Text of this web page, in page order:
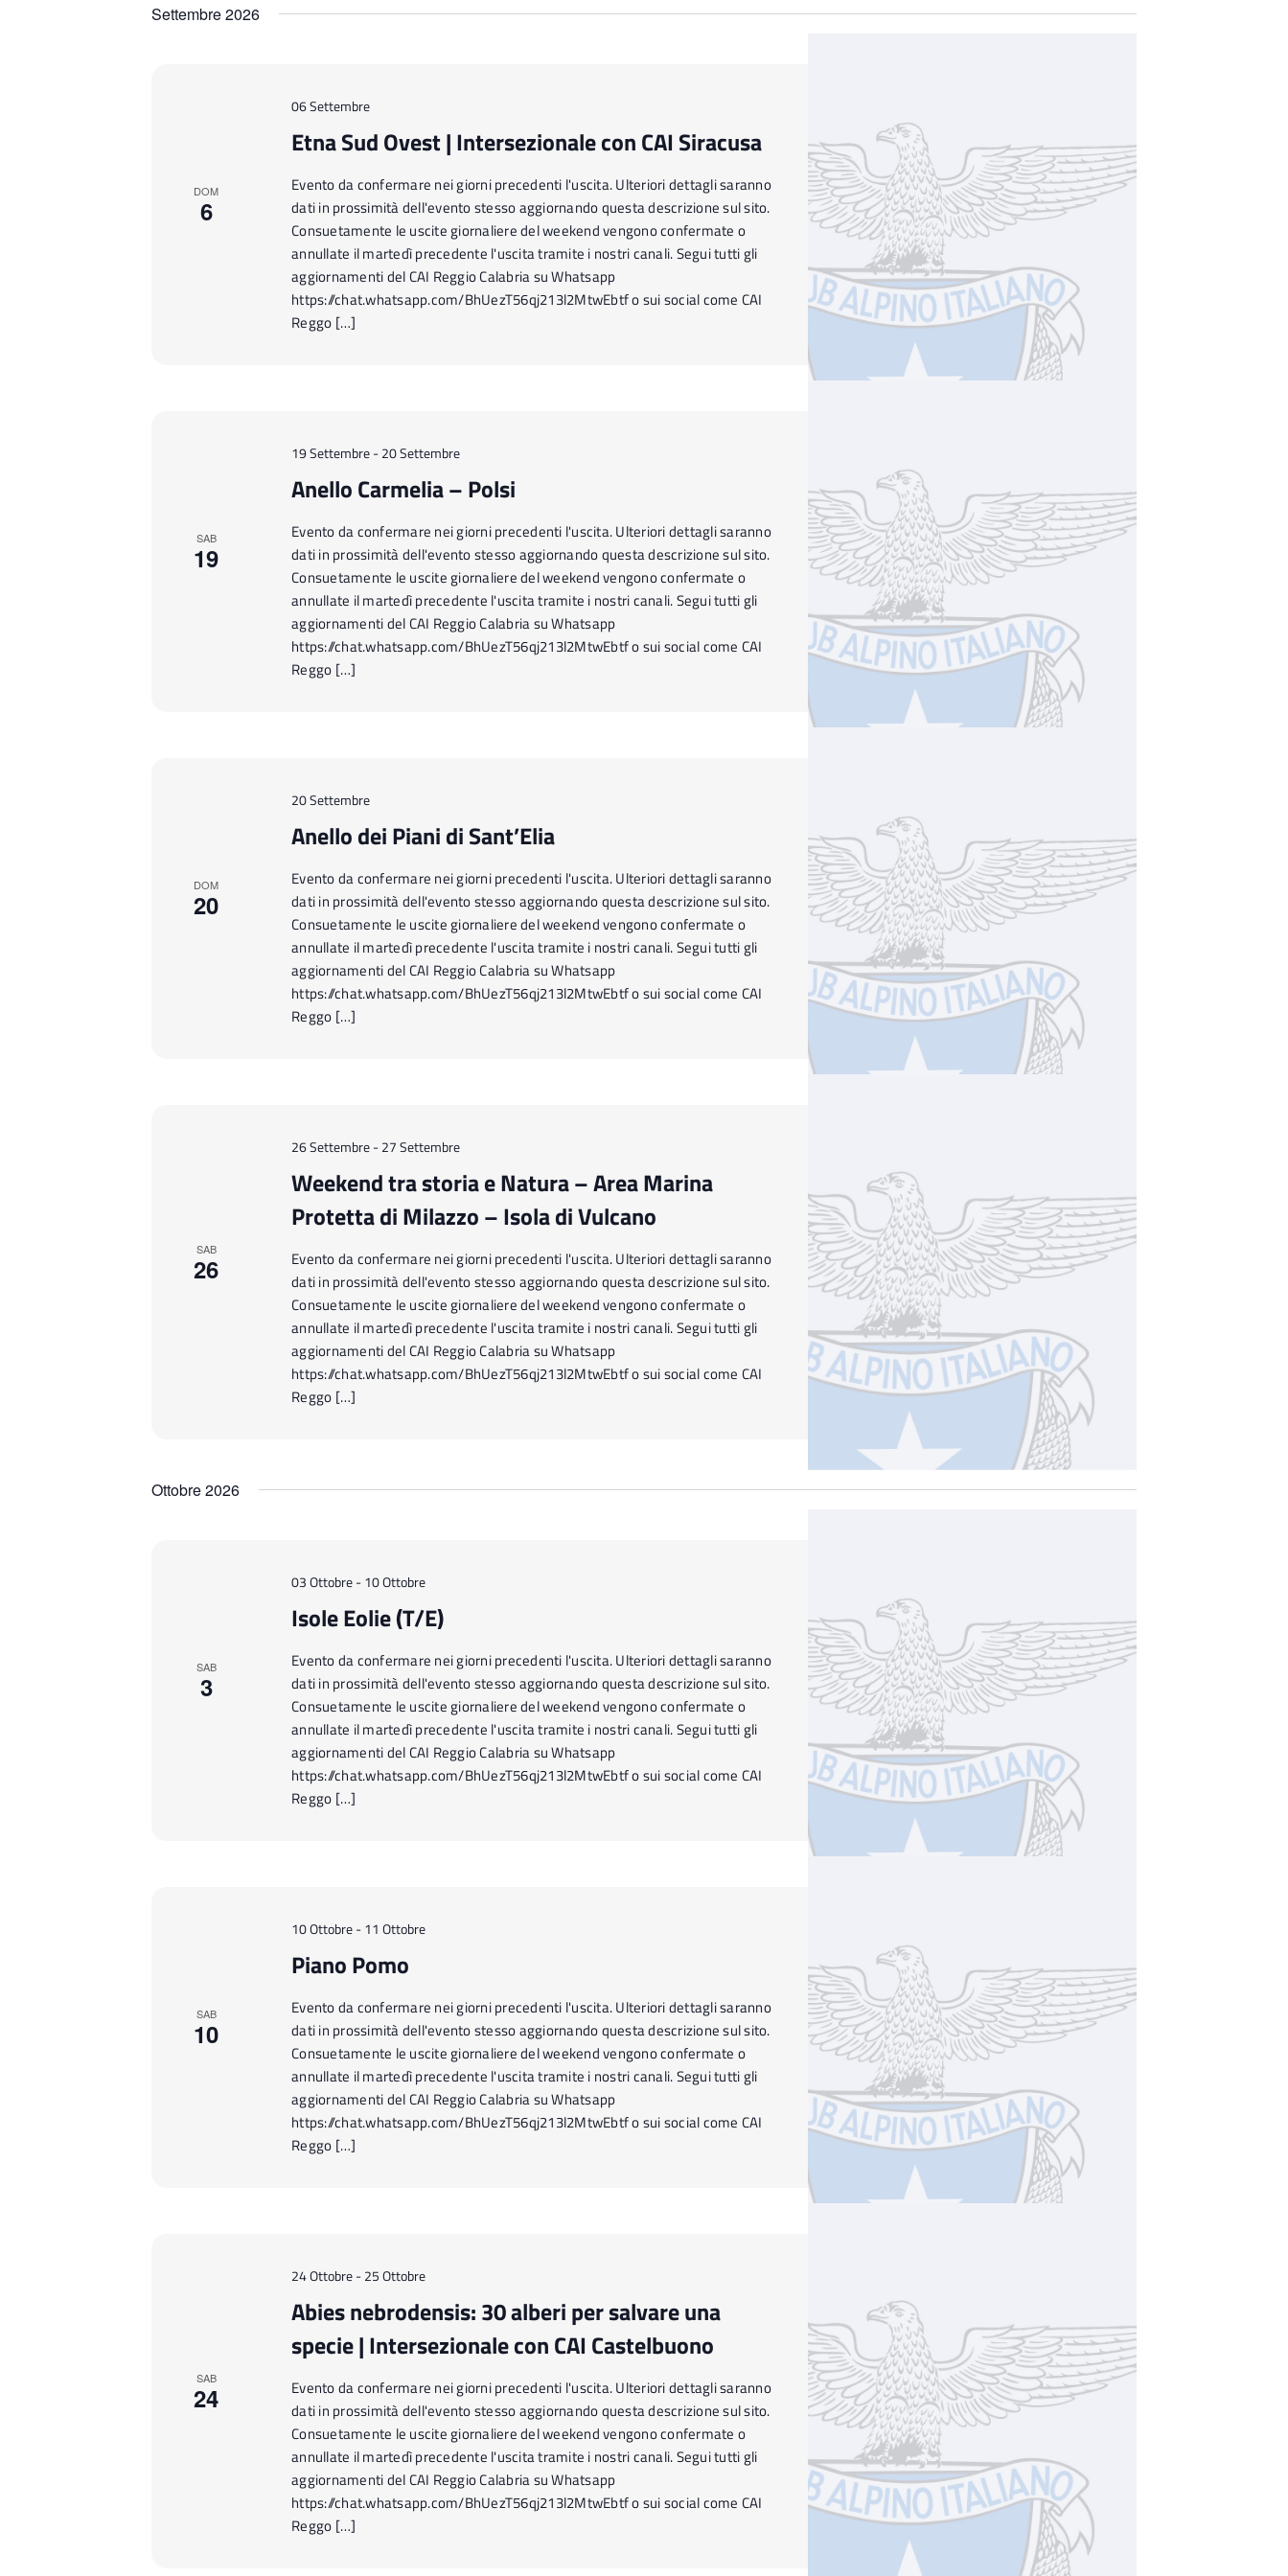
i
Settembre 2026
DOM
6
06 Settembre
Etna Sud Ovest | Intersezionale con CAI Siracusa
Evento da confermare nei giorni precedenti l'uscita. Ulteriori dettagli saranno
dati in prossimità dell'evento stesso aggiornando questa descrizione sul sito.
Consuetamente le uscite giornaliere del weekend vengono confermate o
annullate il martedì precedente l'uscita tramite i nostri canali. Segui tutti gli
aggiornamenti del CAI Reggio Calabria su Whatsapp
https://chat.whatsapp.com/BhUezT56qj213l2MtwEbtf o sui social come CAI
Reggo […]
SAB
19
19 Settembre-20 Settembre
Anello Carmelia – Polsi
Evento da confermare nei giorni precedenti l'uscita. Ulteriori dettagli saranno
dati in prossimità dell'evento stesso aggiornando questa descrizione sul sito.
Consuetamente le uscite giornaliere del weekend vengono confermate o
annullate il martedì precedente l'uscita tramite i nostri canali. Segui tutti gli
aggiornamenti del CAI Reggio Calabria su Whatsapp
https://chat.whatsapp.com/BhUezT56qj213l2MtwEbtf o sui social come CAI
Reggo […]
DOM
20
20 Settembre
Anello dei Piani di Sant’Elia
Evento da confermare nei giorni precedenti l'uscita. Ulteriori dettagli saranno
dati in prossimità dell'evento stesso aggiornando questa descrizione sul sito.
Consuetamente le uscite giornaliere del weekend vengono confermate o
annullate il martedì precedente l'uscita tramite i nostri canali. Segui tutti gli
aggiornamenti del CAI Reggio Calabria su Whatsapp
https://chat.whatsapp.com/BhUezT56qj213l2MtwEbtf o sui social come CAI
Reggo […]
SAB
26
26 Settembre-27 Settembre
Weekend tra storia e Natura – Area Marina
Protetta di Milazzo – Isola di Vulcano
Evento da confermare nei giorni precedenti l'uscita. Ulteriori dettagli saranno
dati in prossimità dell'evento stesso aggiornando questa descrizione sul sito.
Consuetamente le uscite giornaliere del weekend vengono confermate o
annullate il martedì precedente l'uscita tramite i nostri canali. Segui tutti gli
aggiornamenti del CAI Reggio Calabria su Whatsapp
https://chat.whatsapp.com/BhUezT56qj213l2MtwEbtf o sui social come CAI
Reggo […]
Ottobre 2026
SAB
3
03 Ottobre-10 Ottobre
Isole Eolie (T/E)
Evento da confermare nei giorni precedenti l'uscita. Ulteriori dettagli saranno
dati in prossimità dell'evento stesso aggiornando questa descrizione sul sito.
Consuetamente le uscite giornaliere del weekend vengono confermate o
annullate il martedì precedente l'uscita tramite i nostri canali. Segui tutti gli
aggiornamenti del CAI Reggio Calabria su Whatsapp
https://chat.whatsapp.com/BhUezT56qj213l2MtwEbtf o sui social come CAI
Reggo […]
SAB
10
10 Ottobre-11 Ottobre
Piano Pomo
Evento da confermare nei giorni precedenti l'uscita. Ulteriori dettagli saranno
dati in prossimità dell'evento stesso aggiornando questa descrizione sul sito.
Consuetamente le uscite giornaliere del weekend vengono confermate o
annullate il martedì precedente l'uscita tramite i nostri canali. Segui tutti gli
aggiornamenti del CAI Reggio Calabria su Whatsapp
https://chat.whatsapp.com/BhUezT56qj213l2MtwEbtf o sui social come CAI
Reggo […]
SAB
24
24 Ottobre-25 Ottobre
Abies nebrodensis: 30 alberi per salvare una
specie | Intersezionale con CAI Castelbuono
Evento da confermare nei giorni precedenti l'uscita. Ulteriori dettagli saranno
dati in prossimità dell'evento stesso aggiornando questa descrizione sul sito.
Consuetamente le uscite giornaliere del weekend vengono confermate o
annullate il martedì precedente l'uscita tramite i nostri canali. Segui tutti gli
aggiornamenti del CAI Reggio Calabria su Whatsapp
https://chat.whatsapp.com/BhUezT56qj213l2MtwEbtf o sui social come CAI
Reggo […]